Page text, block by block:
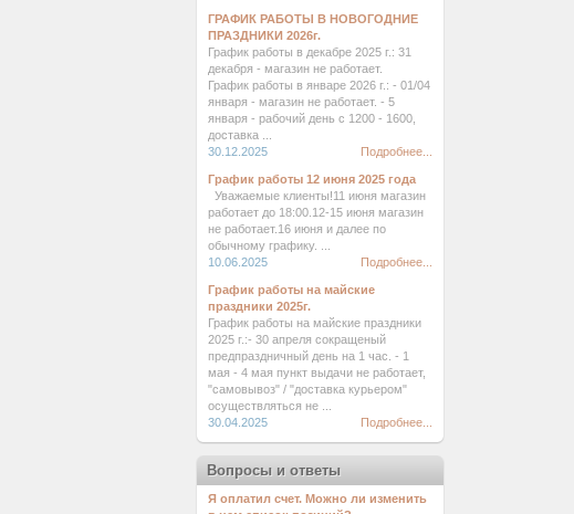
ГРАФИК РАБОТЫ В НОВОГОДНИЕ
ПРАЗДНИКИ 2026г.
График работы в декабре 2025 г.: 31
декабря - магазин не работает.
График работы в январе 2026 г.: - 01/04
января - магазин не работает. - 5
января - рабочий день с 1200 - 1600,
доставка ...
30.12.2025
Подробнее...
График работы 12 июня 2025 года
Уважаемые клиенты!11 июня магазин
работает до 18:00.12-15 июня магазин
не работает.16 июня и далее по
обычному графику. ...
10.06.2025
Подробнее...
График работы на майские
праздники 2025г.
График работы на майские праздники
2025 г.:- 30 апреля сокращеный
предпраздничный день на 1 час. - 1
мая - 4 мая пункт выдачи не работает,
"самовывоз" / "доставка курьером"
осуществляться не ...
30.04.2025
Подробнее...
Вопросы и ответы
Я оплатил счет. Можно ли изменить